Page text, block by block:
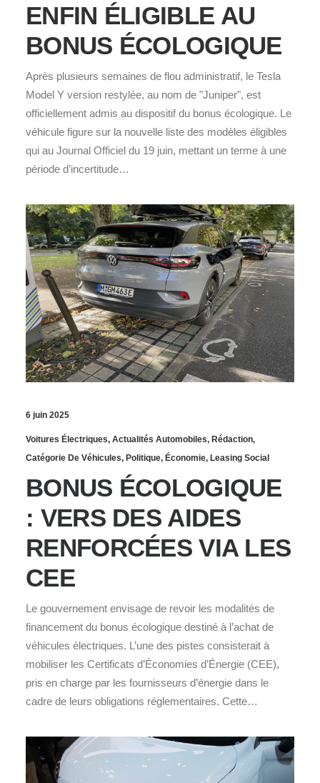
ENFIN ÉLIGIBLE AU
BONUS ÉCOLOGIQUE
Après plusieurs semaines de flou administratif, le Tesla
Model Y version restylée, au nom de "Juniper", est
officiellement admis au dispositif du bonus écologique. Le
véhicule figure sur la nouvelle liste des modèles éligibles
qui au Journal Officiel du 19 juin, mettant un terme à une
période d’incertitude…
6 juin 2025
Voitures Électriques, Actualités Automobiles, Rédaction,
Catégorie De Véhicules, Politique, Économie, Leasing Social
BONUS ÉCOLOGIQUE
: VERS DES AIDES
RENFORCÉES VIA LES
CEE
Le gouvernement envisage de revoir les modalités de
financement du bonus écologique destiné à l’achat de
véhicules électriques. L’une des pistes consisterait à
mobiliser les Certificats d’Économies d’Énergie (CEE),
pris en charge par les fournisseurs d’énergie dans le
cadre de leurs obligations réglementaires. Cette…